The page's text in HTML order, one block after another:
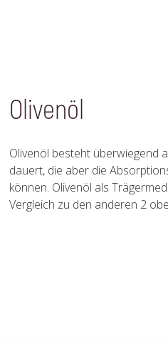
Olivenöl
Olivenöl besteht überwiegend
dauert, die aber die
können. Olivenöl als
Vergleich zu den anderen 2